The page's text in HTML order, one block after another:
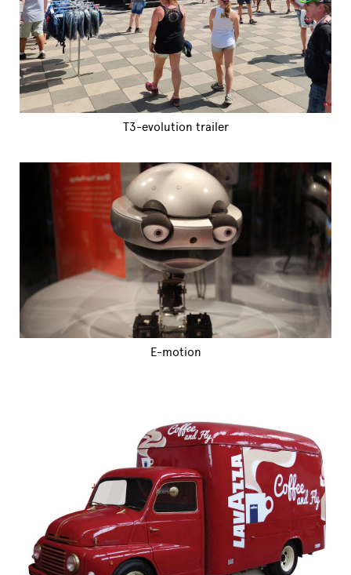
T3-evolution trailer
E-motion